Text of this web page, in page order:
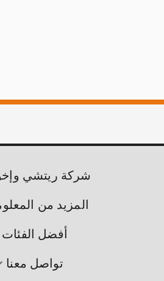
شركة ريتشي
المزيد من
أفضل الفئات
تواصل معنا